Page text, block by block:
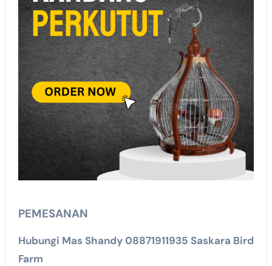
PEMESANAN
Hubungi Mas Shandy 08871911935 Saskara Bird
Farm